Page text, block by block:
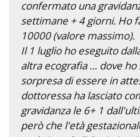
confermato una
settimane + 4 giorni. Ho
10000 (valore massimo).
Il 1 luglio ho eseguito
altra ecografia … dove
sorpresa di essere in
dottoressa ha lasciato
gravidanza le 6+ 1
però che l'età